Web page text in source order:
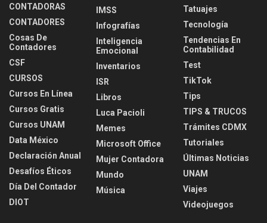
CONTADORAS
CONTADORES
Cosas De
Contadores
CSF
CURSOS
Cursos En Línea
Cursos Gratis
Cursos UNAM
Data México
Declaración Anual
Desafíos Éticos
Día Del Contador
DIOT
IMSS
Infografías
Inteligencia
Emocional
Inventarios
ISR
Libros
Luca Pacioli
Memes
Microsoft Office
Mujer Contadora
Mundo
Música
Tatuajes
Tecnología
Tendencias En
Contabilidad
Test
TikTok
Tips
TIPS & TRUCOS
Trámites CDMX
Tutoriales
Últimas Noticias
UNAM
Viajes
Videojuegos